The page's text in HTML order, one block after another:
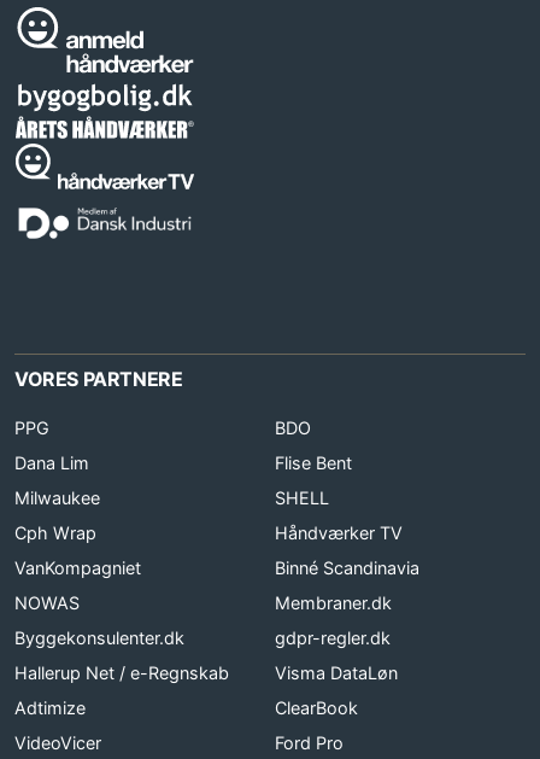
VORES PARTNERE
PPG
BDO
Dana Lim
Flise Bent
Milwaukee
SHELL
Cph Wrap
Håndværker TV
VanKompagniet
Binné Scandinavia
NOWAS
Membraner.dk
Byggekonsulenter.dk
gdpr-regler.dk
Hallerup Net / e-Regnskab
Visma DataLøn
Adtimize
ClearBook
VideoVicer
Ford Pro